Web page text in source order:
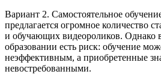
Вариант 2. Самостоятельное
предлагается огромное количество
и обучающих видеороликов. Однако
образовании есть риск: обучение
неэффективным, а приобретенные
невостребованными.